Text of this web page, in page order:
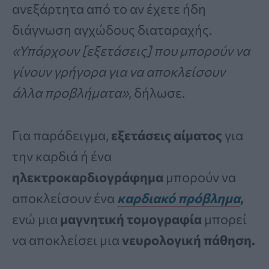
ανεξάρτητα από το αν έχετε ήδη
διάγνωση αγχώδους διαταραχής.
«Υπάρχουν [εξετάσεις] που μπορούν να
γίνουν γρήγορα για να αποκλείσουν
άλλα προβλήματα», δήλωσε.
Για παράδειγμα, εξετάσεις αίματος για
την καρδιά ή ένα
ηλεκτροκαρδιογράφημα μπορούν να
αποκλείσουν ένα καρδιακό πρόβλημα,
ενώ μια μαγνητική τομογραφία μπορεί
να αποκλείσει μιανευρολογική πάθηση.